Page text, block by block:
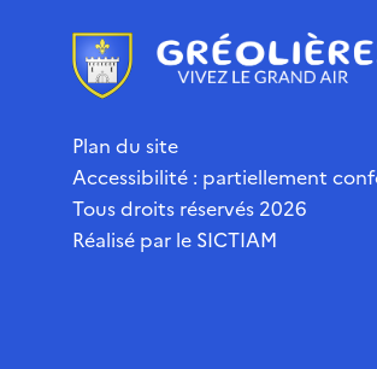
Plan du site
Accessibilité : partiellement
Tous droits réservés 2026
Réalisé par le SICTIAM